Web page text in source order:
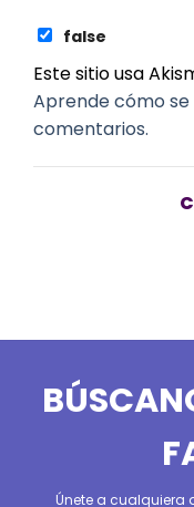
false
Este sitio usa
Aprende cómo
comentarios.
Únete a cualquiera